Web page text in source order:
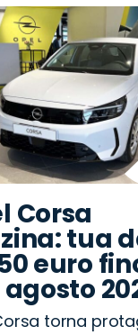
Corsa
tua
euro
torna